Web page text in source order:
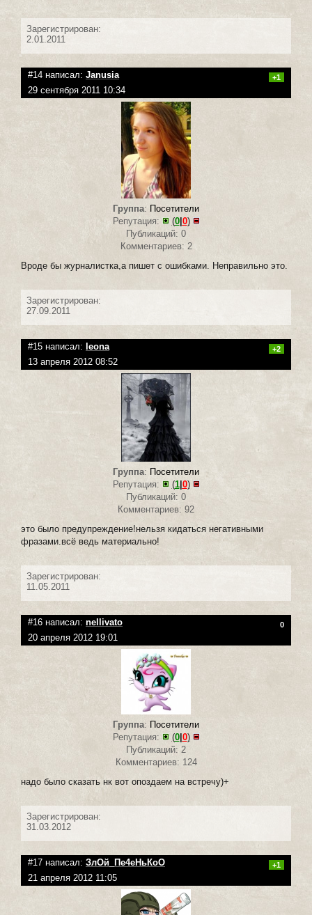
Зарегистрирован:
2.01.2011
#14 написал: Janusia +1
29 сентября 2011 10:34
Группа: Посетители
Репутация:
(0| 0)
Публикаций: 0
Комментариев: 2
Вроде бы журналистка,а пишет с ошибками. Неправильно это.
Зарегистрирован:
27.09.2011
#15 написал: leona +2
13 апреля 2012 08:52
Группа: Посетители
Репутация:
(1| 0)
Публикаций: 0
Комментариев: 92
это было предупреждение!нельзя кидаться негативными
фразами.всё ведь материально!
Зарегистрирован:
11.05.2011
#16 написал: nellivato 0
20 апреля 2012 19:01
Группа: Посетители
Репутация:
(0| 0)
Публикаций: 2
Комментариев: 124
надо было сказать нк вот опоздаем на встречу)+
Зарегистрирован:
31.03.2012
#17 написал: ЗлОй_Пе4еНьКоО +1
21 апреля 2012 11:05